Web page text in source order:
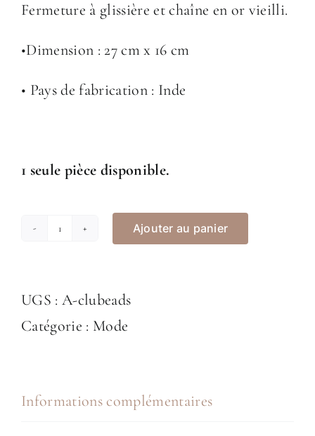
Fermeture à glissière et chaîne en or vieilli.
•Dimension : 27 cm x 16 cm
• Pays de fabrication : Inde
1 seule pièce disponible.
Pochette
perlée
Ajouter au panier
UGS : A-clubeads
Catégorie : Mode
Informations complémentaires